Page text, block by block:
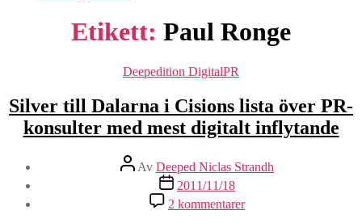
Etikett: Paul Ronge
Kategorier
Deepedition DigitalPR
Silver till Dalarna i Cisions lista över PR-
konsulter med mest digitalt inflytande
Inläggsförfattare
Av Deeped Niclas Strandh
Inläggsdatum
2011/11/18
2 kommentarer